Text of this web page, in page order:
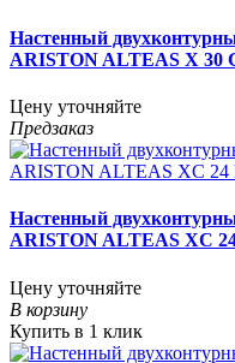
Настенный
ARISTON ALTEAS X 30
Цену уточняйте
Предзаказ
Настенный
ARISTON ALTEAS XC
Цену уточняйте
В корзину
Купить в 1 клик